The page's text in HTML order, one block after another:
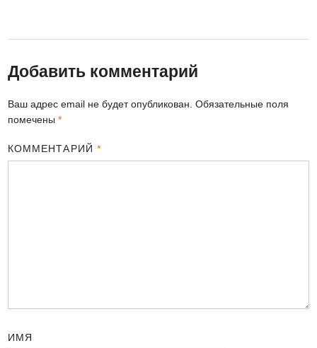
Добавить комментарий
Ваш адрес email не будет опубликован. Обязательные поля
помечены*
КОММЕНТАРИЙ *
ИМЯ